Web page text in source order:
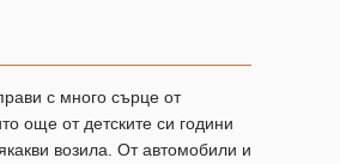
с много сърце от
още от детските си години
возила. От автомобили и